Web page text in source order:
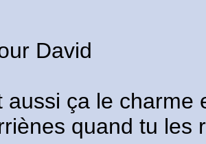
David
aussi ça le charme
quand tu les